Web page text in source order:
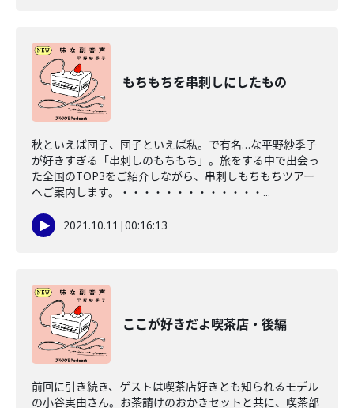
もちもちを串刺しにしたもの
秋といえば団子、団子といえば私。で有名…な平野紗季子
が好きすぎる「串刺しのもちもち」。旅をする中で出会っ
た全国のTOP3をご紹介しながら、串刺しもちもちツアー
へご案内します。・・・・・・・・・・・・・...
2021.10.11 |00:16:13
ここが好きだよ喫茶店・後編
前回に引き続き、ゲストは喫茶店好きとも知られるモデル
の小谷実由さん。お茶請けのおかきセットと共に、喫茶部